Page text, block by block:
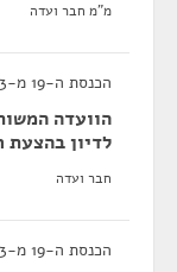
מ"מ חבר ועדה
הכנסת ה-19 מ-27/11/2013 עד 31/03/2015
הוועדה
לדיון
חבר ועדה
הכנסת ה-19 מ-21/10/2013 עד 31/03/2015